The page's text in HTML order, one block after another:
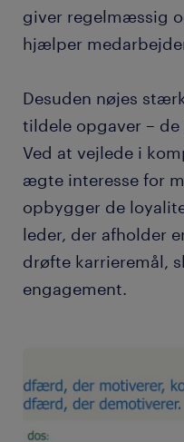
giver regelmæssig
hjælper
Desuden nøjes
tildele opgaver –
Ved at vejlede i
ægte interesse for
opbygger de
leder, der afholder
drøfte karrieremål,
engagement.